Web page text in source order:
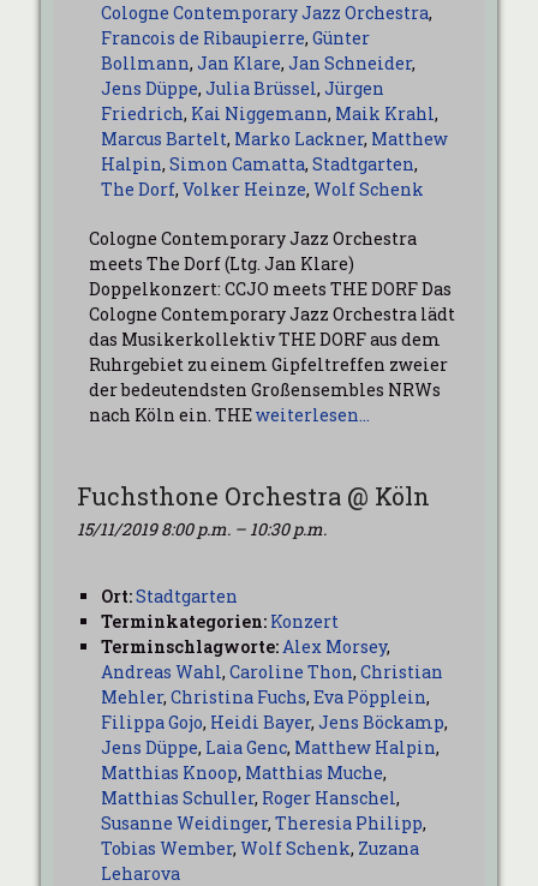
Cologne Contemporary Jazz Orchestra,
Francois de Ribaupierre, Günter
Bollmann, Jan Klare, Jan Schneider,
Jens Düppe, Julia Brüssel, Jürgen
Friedrich, Kai Niggemann, Maik Krahl,
Marcus Bartelt, Marko Lackner, Matthew
Halpin, Simon Camatta, Stadtgarten,
The Dorf, Volker Heinze, Wolf Schenk
Cologne Contemporary Jazz Orchestra
meets The Dorf (Ltg. Jan Klare)
Doppelkonzert: CCJO meets THE DORF Das
Cologne Contemporary Jazz Orchestra lädt
das Musikerkollektiv THE DORF aus dem
Ruhrgebiet zu einem Gipfeltreffen zweier
der bedeutendsten Großensembles NRWs
nach Köln ein. THEweiterlesen…
Fuchsthone Orchestra @ Köln
15/11/2019 8:00 p.m. – 10:30 p.m.
Ort:Stadtgarten
Terminkategorien: Konzert
Terminschlagworte:Alex Morsey,
Andreas Wahl, Caroline Thon, Christian
Mehler, Christina Fuchs, Eva Pöpplein,
Filippa Gojo, Heidi Bayer, Jens Böckamp,
Jens Düppe, Laia Genc, Matthew Halpin,
Matthias Knoop, Matthias Muche,
Matthias Schuller, Roger Hanschel,
Susanne Weidinger, Theresia Philipp,
Tobias Wember, Wolf Schenk, Zuzana
Leharova